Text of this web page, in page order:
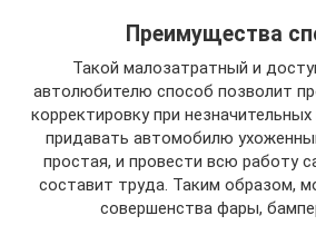
Преимущества
Такой малозатратный и
автолюбителю способ позволит
корректировку при
придавать автомобилю
простая, и провести всю работу
составит труда. Таким образом,
совершенства фары,